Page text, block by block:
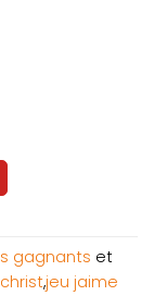
gagnants et
,jeu jaime